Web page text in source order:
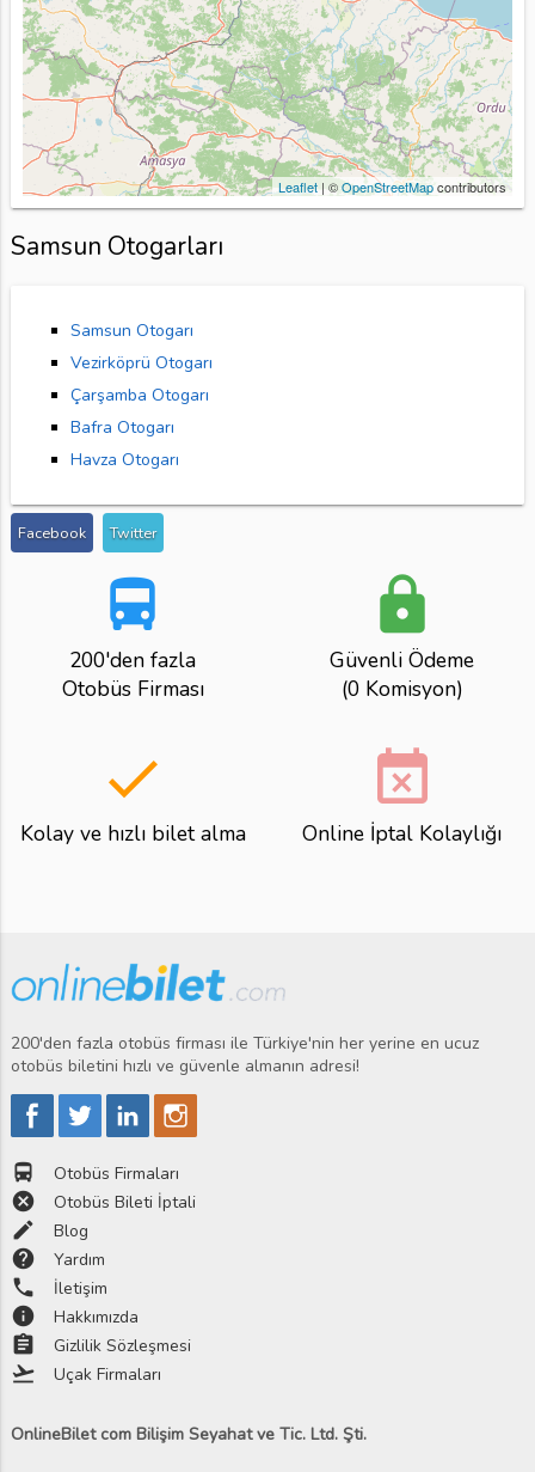
Leaflet | ©OpenStreetMapcontributors
Samsun Otogarları
Samsun Otogarı
Vezirköprü Otogarı
Çarşamba Otogarı
Bafra Otogarı
Havza Otogarı
Facebook Twitter
directions_bus
200'den fazla
Otobüs Firması
lock
Güvenli Ödeme
(0 Komisyon)
done
Kolay ve hızlı bilet alma
event_busy
Online İptal Kolaylığı
200'den fazla otobüs firması ile Türkiye'nin her yerine en ucuz
otobüs biletini hızlı ve güvenle almanın adresi!
directions_bus Otobüs Firmaları
cancel Otobüs Bileti İptali
edit Blog
help Yardım
phone İletişim
info Hakkımızda
assignment Gizlilik Sözleşmesi
flight_takeoff Uçak Firmaları
OnlineBilet com Bilişim Seyahat ve Tic. Ltd. Şti.